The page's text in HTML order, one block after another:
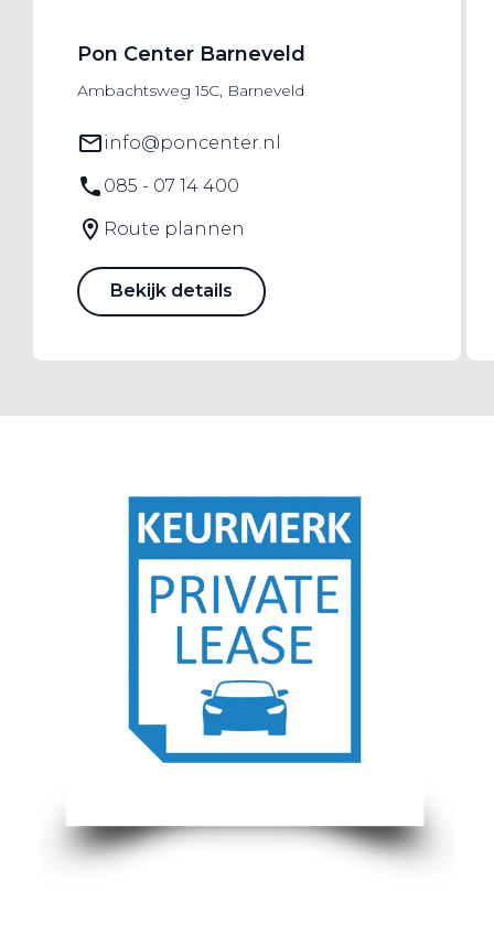
Pon Center Barneveld
Ambachtsweg 15C, Barneveld
info@poncenter.nl
085 - 07 14 400
Route plannen
Bekijk details